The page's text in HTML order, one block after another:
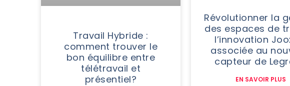
Travail Hybride :
comment trouver le
bon équilibre entre
télétravail et
présentiel?
Révolutionner la
des espaces de
l’innovation
associée au
capteur de
EN SAVOIR PLUS